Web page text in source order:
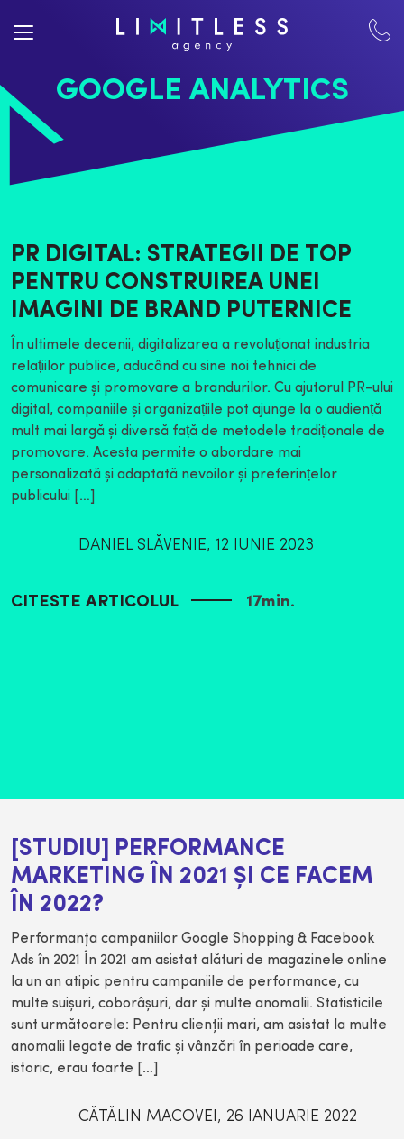
GOOGLE ANALYTICS
PR DIGITAL: STRATEGII DE TOP
PENTRU CONSTRUIREA UNEI
IMAGINI DE BRAND PUTERNICE
În ultimele decenii, digitalizarea a revoluționat industria
relațiilor publice, aducând cu sine noi tehnici de
comunicare și promovare a brandurilor. Cu ajutorul PR-ului
digital, companiile și organizațiile pot ajunge la o audiență
mult mai largă și diversă față de metodele tradiționale de
promovare. Acesta permite o abordare mai
personalizată și adaptată nevoilor și preferințelor
publicului […]
DANIEL SLĂVENIE, 12 IUNIE 2023
CITESTE ARTICOLUL 17min.
[STUDIU] PERFORMANCE
MARKETING ÎN 2021 ŞI CE FACEM
ÎN 2022?
Performanţa campaniilor Google Shopping & Facebook
Ads în 2021 În 2021 am asistat alături de magazinele online
la un an atipic pentru campaniile de performance, cu
multe suişuri, coborâşuri, dar şi multe anomalii. Statisticile
sunt următoarele: Pentru clienţii mari, am asistat la multe
anomalii legate de trafic şi vânzări în perioade care,
istoric, erau foarte […]
CĂTĂLIN MACOVEI, 26 IANUARIE 2022